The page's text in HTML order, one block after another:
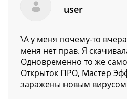
user
\А у меня почему-то
меня нет прав. Я
Одновременно то же
Открыток ПРО, Мастер
заражены новым вирусом